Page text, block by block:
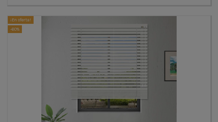
¡En oferta!
-60%